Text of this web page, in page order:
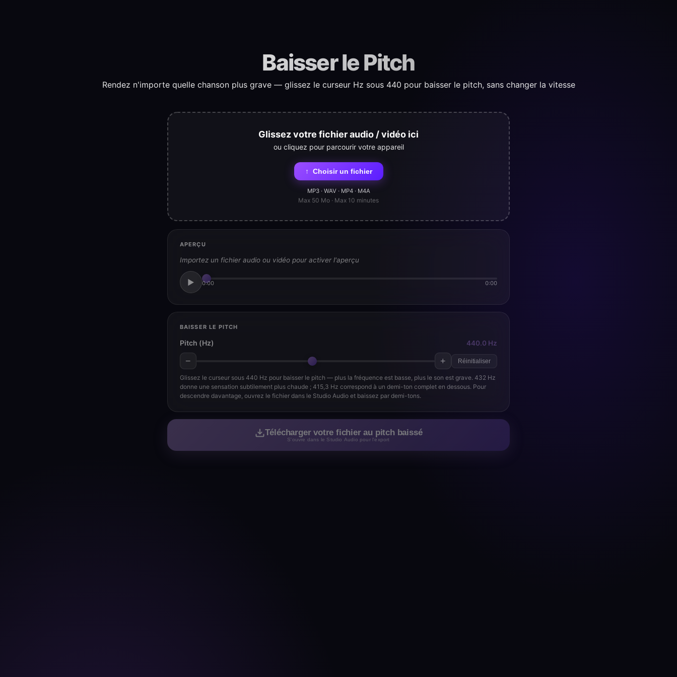
Baisser le Pitch
Rendez n'importe quelle chanson plus grave — glissez le curseur Hz sous 440 pour baisser le pitch, sans changer la vitesse
Glissez votre fichier audio / vidéo ici
ou cliquez pour parcourir votre appareil
↑ Choisir un fichier
MP3 · WAV · MP4 · M4A
Max 50 Mo · Max 10 minutes
APERÇU
Importez un fichier audio ou vidéo pour activer l'aperçu
▶ 0:00 0:00
BAISSER LE PITCH
Pitch (Hz) 440.0 Hz
− + Réinitialiser
Glissez le curseur sous 440 Hz pour baisser le pitch — plus la fréquence est basse, plus le son est grave. 432 Hz
donne une sensation subtilement plus chaude ; 415,3 Hz correspond à un demi-ton complet en dessous. Pour
descendre davantage, ouvrez le fichier dans le Studio Audio et baissez par demi-tons.
Télécharger votre fichier au pitch baissé
S'ouvre dans le Studio Audio pour l'export